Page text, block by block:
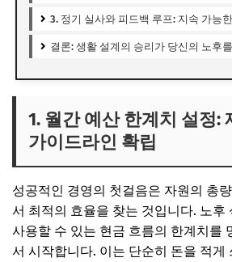
3. 정기 실사와 피드백 루프: 지속 가능
결론: 생활 설계의 승리가 당신의 노후
1. 월간 예산 한계치 설정:
가이드라인 확립
성공적인 경영의 첫걸음은 자원의 총
서 최적의 효율을 찾는 것입니다. 노후
사용할 수 있는 현금 흐름의 한계치를
서 시작합니다. 이는 단순히 돈을 적게